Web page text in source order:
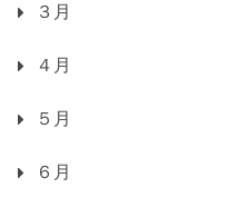
３月
４月
５月
６月